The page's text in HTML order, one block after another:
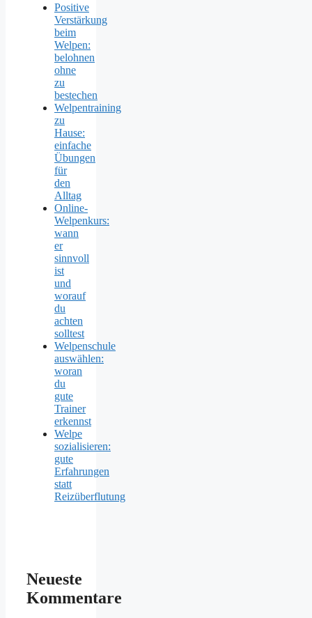
Positive
Verstärkung
beim
Welpen:
belohnen
ohne
zu
bestechen
Welpentraining
zu
Hause:
einfache
Übungen
für
den
Alltag
Online-
Welpenkurs:
wann
er
sinnvoll
ist
und
worauf
du
achten
solltest
Welpenschule
auswählen:
woran
du
gute
Trainer
erkennst
Welpe
sozialisieren:
gute
Erfahrungen
statt
Reizüberflutung
Neueste
Kommentare